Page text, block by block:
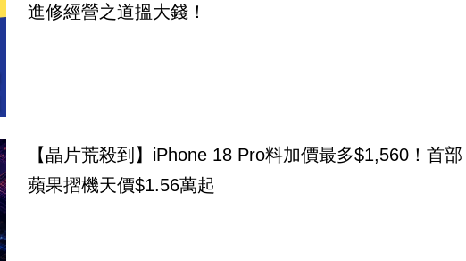
進修經營之道搵大錢！
【晶片荒殺到】iPhone 18 Pro料加價最多$1,560！首部
蘋果摺機天價$1.56萬起